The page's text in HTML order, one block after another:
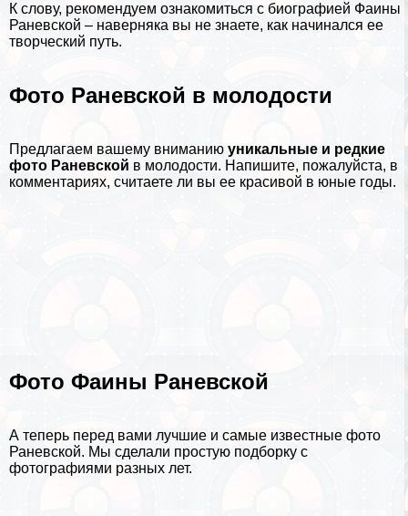
К слову, рекомендуем ознакомиться с биографией Фаины
Раневской – наверняка вы не знаете, как начинался ее
творческий путь.
Фото Раневской в молодости
Предлагаем вашему вниманию уникальные и редкие
фото Раневской в молодости. Напишите, пожалуйста, в
комментариях, считаете ли вы ее красивой в юные годы.
Фото Фаины Раневской
А теперь перед вами лучшие и самые известные фото
Раневской. Мы сделали простую подборку с
фотографиями разных лет.